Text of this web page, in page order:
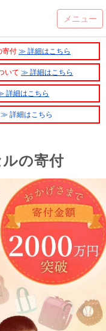
寄付 ≫ 詳細はこちら
いて ≫ 詳細はこちら
詳細はこちら
≫ 詳細はこちら
の寄付